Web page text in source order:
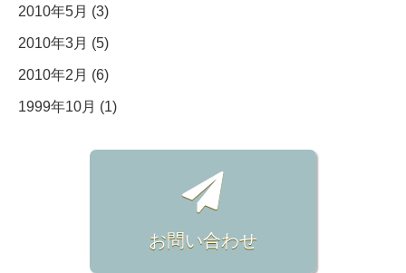
2010年5月 (3)
2010年3月 (5)
2010年2月 (6)
1999年10月 (1)
お問い合わせ